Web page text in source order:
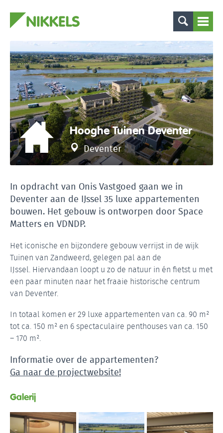
Hooghe Tuinen Deventer
Deventer
In opdracht van Onis Vastgoed gaan we in
Deventer aan de IJssel 35 luxe appartementen
bouwen. Het gebouw is ontworpen door Space
Matters en VDNDP.
Het iconische en bijzondere gebouw verrijst in de wijk
Tuinen van Zandweerd, gelegen pal aan de
IJssel. Hiervandaan loopt u zo de natuur in én fietst u met
een paar minuten naar het fraaie historische centrum
van Deventer.
In totaal komen er 29 luxe appartementen van ca. 90 m²
tot ca. 150 m² en 6 spectaculaire penthouses van ca. 150
– 170 m².
Informatie over de appartementen?
Ga naar de projectwebsite!
Galerij